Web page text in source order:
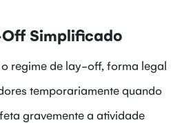
Simplificado
regime de lay-off, forma legal
temporariamente quando
gravemente a atividade